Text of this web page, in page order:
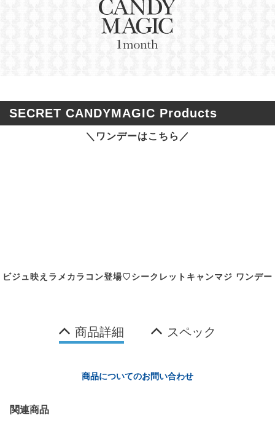
SECRET CANDYMAGIC Products
＼ワンデーはこちら／
ビジュ映えラメカラコン登場♡シークレットキャンマジ ワンデー
商品詳細 スペック
商品についてのお問い合わせ
関連商品